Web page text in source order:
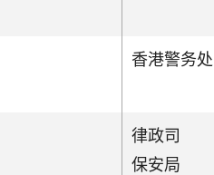
香港警务处
律政司
保安局